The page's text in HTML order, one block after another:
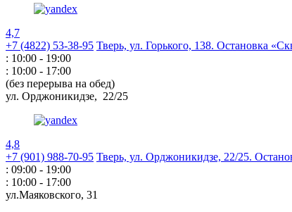
4,7
+7 (4822) 53-38-95 Тверь, ул. Горького, 138. Остановка
: 10:00 - 19:00
: 10:00 - 17:00
(без перерыва на обед)
ул. Орджоникидзе, 22/25
4,8
+7 (901) 988-70-95 Тверь, ул. Орджоникидзе, 22/25.
: 09:00 - 19:00
: 10:00 - 17:00
ул.Маяковского, 31